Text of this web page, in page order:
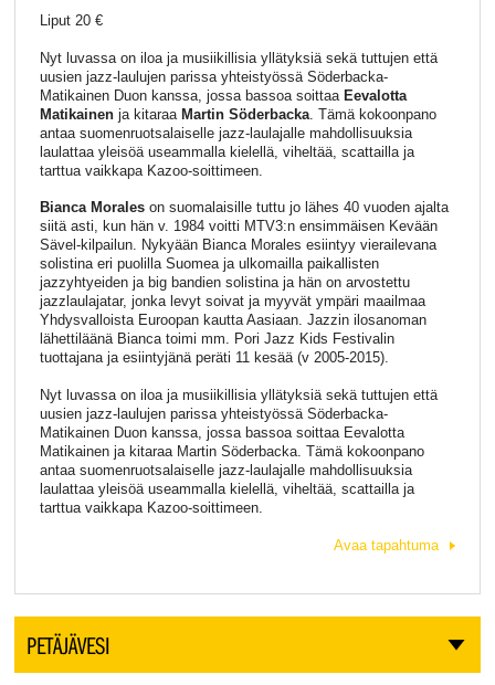
Liput 20 €
Nyt luvassa on iloa ja musiikillisia yllätyksiä sekä tuttujen että
uusien jazz-laulujen parissa yhteistyössä Söderbacka-
Matikainen Duon kanssa, jossa bassoa soittaa Eevalotta
Matikainenja kitaraa Martin Söderbacka. Tämä kokoonpano
antaa suomenruotsalaiselle jazz-laulajalle mahdollisuuksia
laulattaa yleisöä useammalla kielellä, viheltää, scattailla ja
tarttua vaikkapa Kazoo-soittimeen.
Bianca Moraleson suomalaisille tuttu jo lähes 40 vuoden ajalta
siitä asti, kun hän v. 1984 voitti MTV3:n ensimmäisen Kevään
Sävel-kilpailun. Nykyään Bianca Morales esiintyy vierailevana
solistina eri puolilla Suomea ja ulkomailla paikallisten
jazzyhtyeiden ja big bandien solistina ja hän on arvostettu
jazzlaulajatar, jonka levyt soivat ja myyvät ympäri maailmaa
Yhdysvalloista Euroopan kautta Aasiaan. Jazzin ilosanoman
lähettiläänä Bianca toimi mm. Pori Jazz Kids Festivalin
tuottajana ja esiintyjänä peräti 11 kesää (v 2005-2015).
Nyt luvassa on iloa ja musiikillisia yllätyksiä sekä tuttujen että
uusien jazz-laulujen parissa yhteistyössä Söderbacka-
Matikainen Duon kanssa, jossa bassoa soittaa Eevalotta
Matikainen ja kitaraa Martin Söderbacka. Tämä kokoonpano
antaa suomenruotsalaiselle jazz-laulajalle mahdollisuuksia
laulattaa yleisöä useammalla kielellä, viheltää, scattailla ja
tarttua vaikkapa Kazoo-soittimeen.
Avaa tapahtuma
PETÄJÄVESI